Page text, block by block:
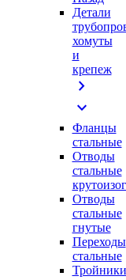
Детали
хомуты
и
крепеж
chevron_right
expand_more
Фланцы
стальные
Отводы
стальные
Отводы
стальные
гнутые
Переходы
стальные
Тройники